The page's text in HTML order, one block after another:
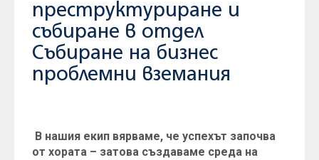
преструктуриране и
събиране в отдел
Събиране на бизнес
проблемни вземания
В нашия екип вярваме, че успехът започва
от хората – затова създаваме среда на